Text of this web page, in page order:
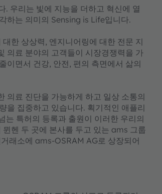
우리는 빛에 지능을 더하고 혁신에 열
하는 의미의 Sensing is Life입니다.
한 상상력, 엔지니어링에 대한 전문 지
의료 분야의 고객들이 시장경쟁력을 가
이면서 건강, 안전, 편의 측면에서 삶의
의료 진단을 가능하게 하고 일상 소통의
을 집중하고 있습니다. 획기적인 애플리
는 특허의 등록과 출원이 이러한 우리의
헨 두 곳에 본사를 두고 있는 ams 그룹
래소에 ams-OSRAM AG로 상장되어